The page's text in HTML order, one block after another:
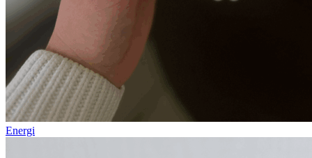
Energi